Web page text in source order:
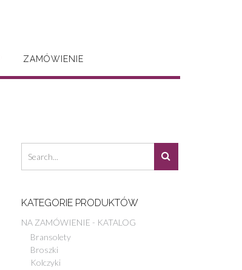
ZAMÓWIENIE
KATEGORIE PRODUKTÓW
NA ZAMÓWIENIE - KATALOG
Bransolety
Broszki
Kolczyki